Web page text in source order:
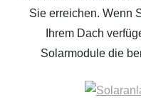
Sie erreichen. Wenn
Ihrem Dach
Solarmodule die